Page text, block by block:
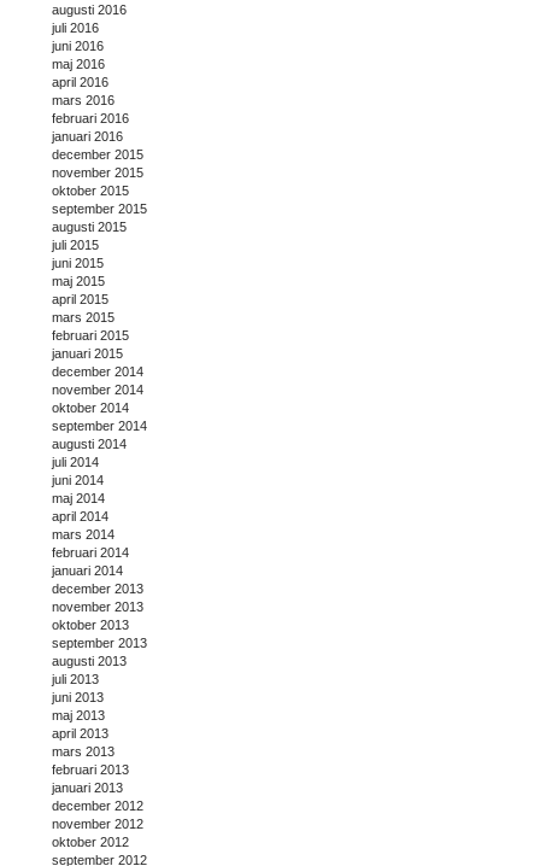
augusti 2016
juli 2016
juni 2016
maj 2016
april 2016
mars 2016
februari 2016
januari 2016
december 2015
november 2015
oktober 2015
september 2015
augusti 2015
juli 2015
juni 2015
maj 2015
april 2015
mars 2015
februari 2015
januari 2015
december 2014
november 2014
oktober 2014
september 2014
augusti 2014
juli 2014
juni 2014
maj 2014
april 2014
mars 2014
februari 2014
januari 2014
december 2013
november 2013
oktober 2013
september 2013
augusti 2013
juli 2013
juni 2013
maj 2013
april 2013
mars 2013
februari 2013
januari 2013
december 2012
november 2012
oktober 2012
september 2012